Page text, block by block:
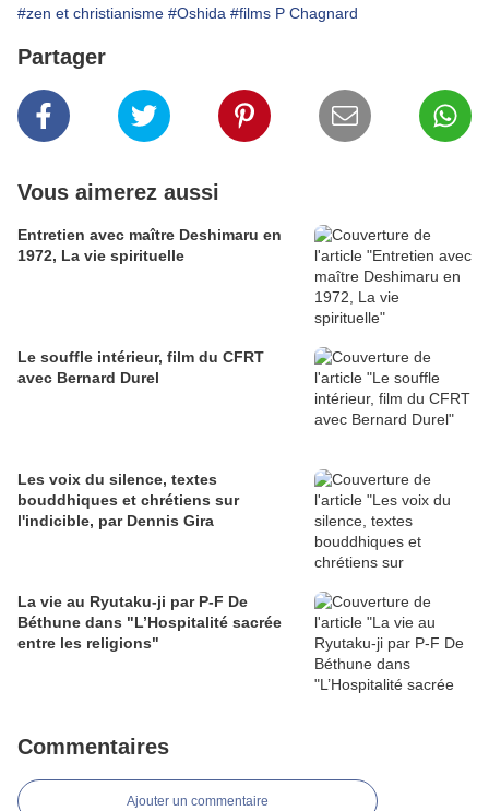
#zen et christianisme #Oshida #films P Chagnard
Partager
Vous aimerez aussi
Entretien avec maître Deshimaru en
1972, La vie spirituelle
Le souffle intérieur, film du CFRT
avec Bernard Durel
Les voix du silence, textes
bouddhiques et chrétiens sur
l'indicible, par Dennis Gira
La vie au Ryutaku-ji par P-F De
Béthune dans "L’Hospitalité sacrée
entre les religions"
Commentaires
Ajouter un commentaire